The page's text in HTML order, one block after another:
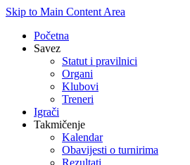
Skip to Main Content Area
Početna
Savez
Statut i pravilnici
Organi
Klubovi
Treneri
Igrači
Takmičenje
Kalendar
Obavijesti o turnirima
Rezultati